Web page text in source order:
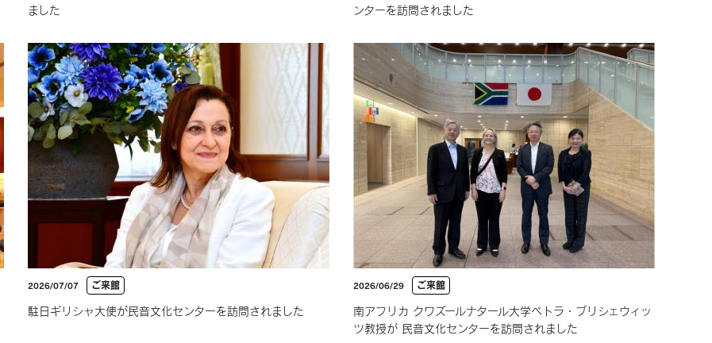
ました
ンターを訪問されました
2026/07/07 ご来館
駐日ギリシャ大使が民音文化センターを訪問されました
2026/06/29 ご来館
南アフリカ クワズールナタール大学ペトラ・ブリシェウィッ
ツ教授が 民音文化センターを訪問されました